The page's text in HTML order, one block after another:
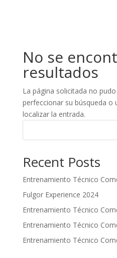
No se
resultados
La página solicitada no
perfeccionar su búsqueda o
localizar la entrada.
Recent Posts
Entrenamiento Técnico
Fulgor Experience 2024
Entrenamiento Técnico
Entrenamiento Técnico
Entrenamiento Técnico